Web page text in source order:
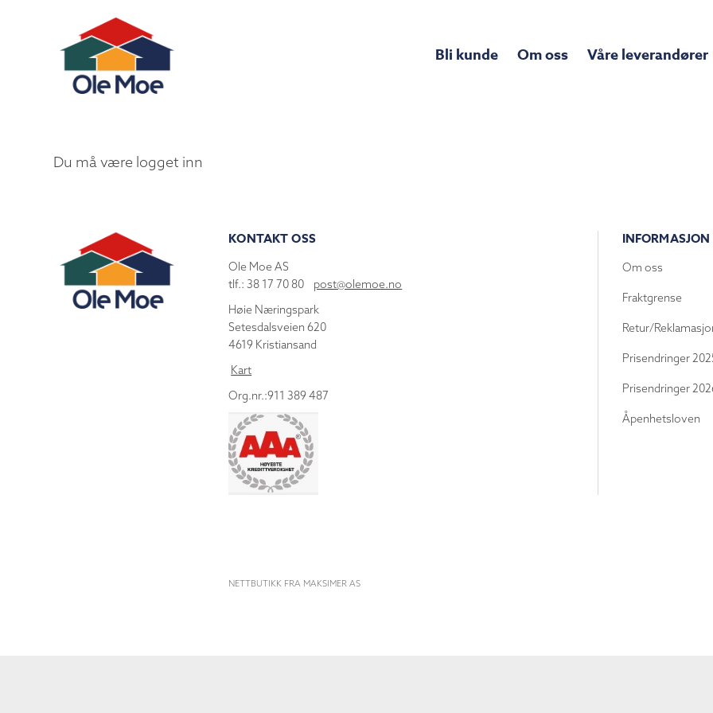
Bli kunde Om oss Våre leverandører
Du må være logget inn
KONTAKT OSS
Ole Moe AS
tlf.: 38 17 70 80 post@olemoe.no
Høie Næringspark
Setesdalsveien 620
4619 Kristiansand
Kart
Org.nr.:911 389 487
INFORMASJON
Om oss
Fraktgrense
Retur/
Prisendringer
Prisendringer
Åpenhetsloven
NETTBUTIKK FRA MAKSIMER AS